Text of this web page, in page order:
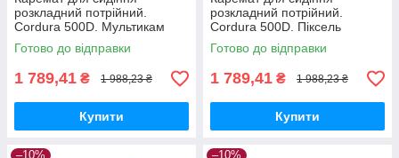
розкладний потрійний.
Cordura 500D. Мультикам
Готово до відправки
1 789,41 ₴ 1 988,23 ₴
Купити
розкладний потрійний.
Cordura 500D. Піксель
Готово до відправки
1 789,41 ₴ 1 988,23 ₴
Купити
–10% –10%